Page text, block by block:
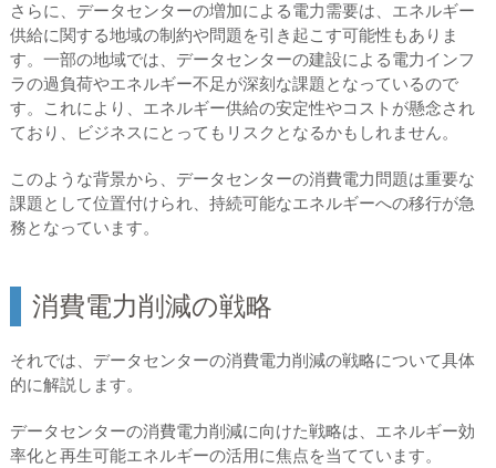
さらに、データセンターの増加による電力需要は、エネルギー
供給に関する地域の制約や問題を引き起こす可能性もありま
す。一部の地域では、データセンターの建設による電力インフ
ラの過負荷やエネルギー不足が深刻な課題となっているので
す。これにより、エネルギー供給の安定性やコストが懸念され
ており、ビジネスにとってもリスクとなるかもしれません。
このような背景から、データセンターの消費電力問題は重要な
課題として位置付けられ、持続可能なエネルギーへの移行が急
務となっています。
消費電力削減の戦略
それでは、データセンターの消費電力削減の戦略について具体
的に解説します。
データセンターの消費電力削減に向けた戦略は、エネルギー効
率化と再生可能エネルギーの活用に焦点を当てています。